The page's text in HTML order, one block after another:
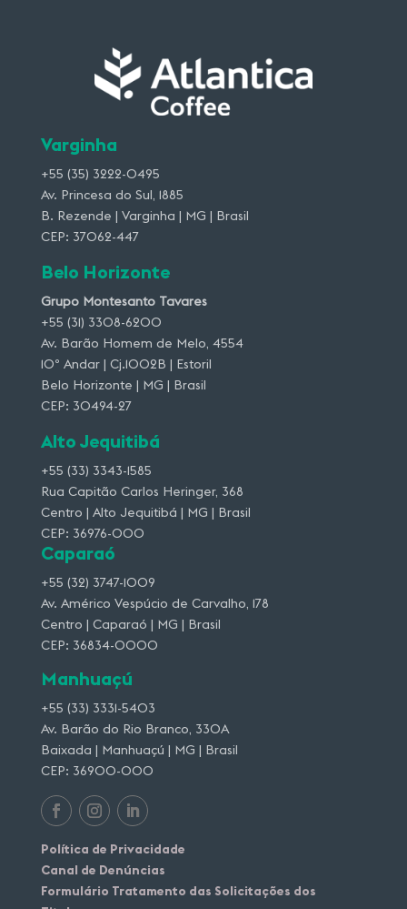
Varginha
+55 (35) 3222-0495
Av. Princesa do Sul, 1885
B. Rezende | Varginha | MG | Brasil
CEP: 37062-447
Belo Horizonte
Grupo Montesanto Tavares
+55 (31) 3308-6200
Av. Barão Homem de Melo, 4554
10º Andar | Cj.1002B | Estoril
Belo Horizonte | MG | Brasil
CEP: 30494-27
Alto Jequitibá
+55 (33) 3343-1585
Rua Capitão Carlos Heringer, 368
Centro | Alto Jequitibá | MG | Brasil
CEP: 36976-000
Caparaó
+55 (32) 3747-1009
Av. Américo Vespúcio de Carvalho, 178
Centro | Caparaó | MG | Brasil
CEP: 36834-0000
Manhuaçú
+55 (33) 3331-5403
Av. Barão do Rio Branco, 330A
Baixada | Manhuaçú | MG | Brasil
CEP: 36900-000
Política de Privacidade
Canal de Denúncias
Formulário Tratamento das Solicitações dos